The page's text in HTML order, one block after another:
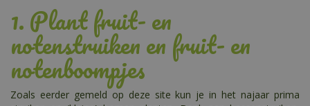
1. Plant fruit- en
notenstruiken en fruit- en
notenboompjes
Zoals eerder gemeld op deze site kun je in het najaar prima